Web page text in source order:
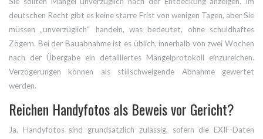
deutschen Recht gibt es keine starre Frist von wenigen Tagen, aber Sie
müssen „unverzüglich“ handeln, was bedeutet, ohne schuldhaftes
Zögern. Bei der Bauabnahme ist es üblich, innerhalb von zwei Wochen
nach der Übergabe ein detailliertes Mängelprotokoll einzureichen.
Verzögerungen können als stillschweigende Abnahme gewertet
werden.
Reichen Handyfotos als Beweis vor Gericht?
Ja, Handyfotos sind grundsätzlich zulässig, sofern die EXIF-Daten